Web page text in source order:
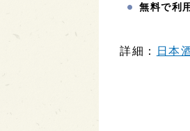
無料で利
詳細： 日本